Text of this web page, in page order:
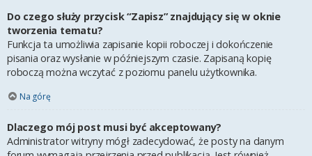
Do czego służy przycisk “Zapisz” znajdujący się w oknie
tworzenia tematu?
Funkcja ta umożliwia zapisanie kopii roboczej i dokończenie
pisania oraz wysłanie w późniejszym czasie. Zapisaną kopię
roboczą można wczytać z poziomu panelu użytkownika.
Na górę
Dlaczego mój post musi być akceptowany?
Administrator witryny mógł zadecydować, że posty na danym